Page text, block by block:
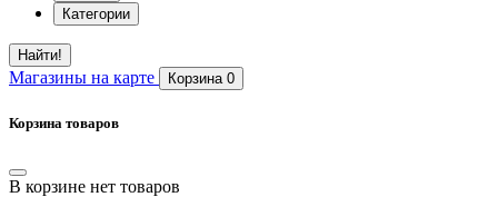
Категории
Найти!
Магазины на карте Корзина 0
Корзина товаров
В корзине нет товаров